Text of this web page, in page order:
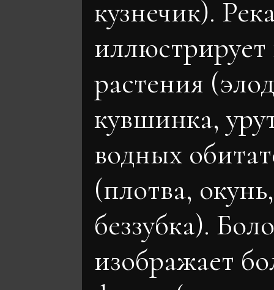
кузнечик).
растения
кувшинка,
водных
(плотва,
беззубка).
изображает